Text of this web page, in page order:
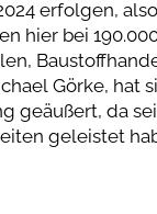
erfolgen,
hier bei
Görke, hat
geäußert, da
geleistet